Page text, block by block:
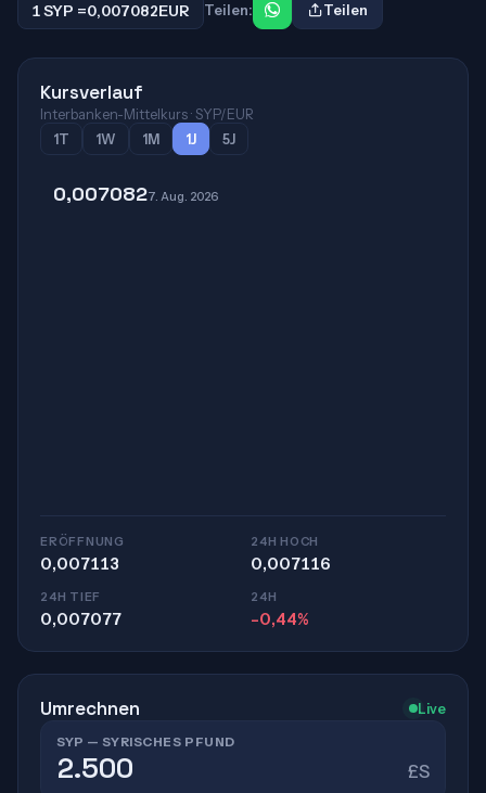
1 SYP =0,007082EUR Teilen: Teilen
Kursverlauf
Interbanken-Mittelkurs · SYP/EUR
1T
1W 1M 1J 5J
0,0070827. Aug. 2026
ERÖFFNUNG
0,007113
24H HOCH
0,007116
24H TIEF
0,007077
24H
-0,44%
Umrechnen Live
SYP — SYRISCHES PFUND
£S